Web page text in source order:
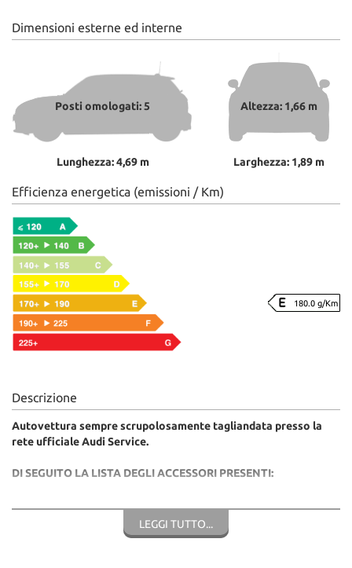
Dimensioni esterne ed interne
Posti omologati: 5
Lunghezza: 4,69 m
Altezza: 1,66 m
Larghezza: 1,89 m
Efficienza energetica (emissioni / Km)
180.0 g/Km
Descrizione
Autovettura sempre scrupolosamente tagliandata presso la
rete ufficiale Audi Service.
DI SEGUITO LA LISTA DEGLI ACCESSORI PRESENTI:
- Trazione integrale Quattro, cambio automatico sequenziale,
- Allestimento Sport Attitude con Display OLED panoramico
LEGGI TUTTO...